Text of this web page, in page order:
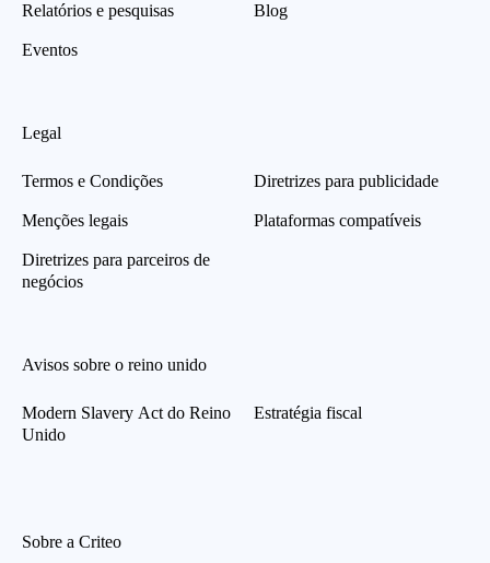
Relatórios e pesquisas
Eventos
Blog
Legal
Termos e Condições
Menções legais
Diretrizes para parceiros de
negócios
Diretrizes para publicidade
Plataformas compatíveis
Avisos sobre o reino unido
Modern Slavery Act do Reino
Unido
Estratégia fiscal
Sobre a Criteo